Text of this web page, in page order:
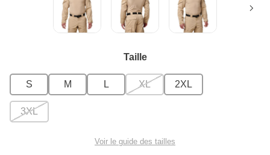
Taille
S M L XL 2XL
3XL
Voir le guide des tailles